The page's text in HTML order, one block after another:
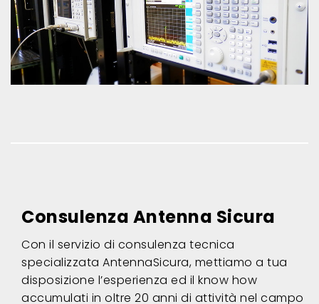
Consulenza Antenna Sicura
Con il servizio di consulenza tecnica
specializzata AntennaSicura, mettiamo a tua
disposizione l’esperienza ed il know how
accumulati in oltre 20 anni di attività nel campo